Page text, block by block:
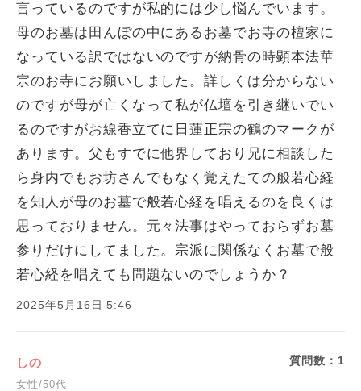
言っているのですが私的には少し悩んでいます。
母のお墓は田んぼの中にあるお墓でお寺の檀家に
なっている訳ではないのですが納骨の時顕本法華
宗のお寺にお願いしました。詳しくは分からない
のですが母が亡くなって私が仏壇を引き継いでい
るのですがお線香立てに日蓮正宗の鶴のマークが
あります。父もすでに他界しており兄に相談した
ら身内でもお坊さんでもなく覚えたての般若心経
を知人が母のお墓で般若心経を唱えるのを良くは
思っておりません。元々法事はやっておらずお墓
参りだけにしてました。宗派に関係なくお墓で般
若心経を唱えても問題ないのでしょうか？
2025年5月16日 5:46
しの
女性/50代
質問数： 1